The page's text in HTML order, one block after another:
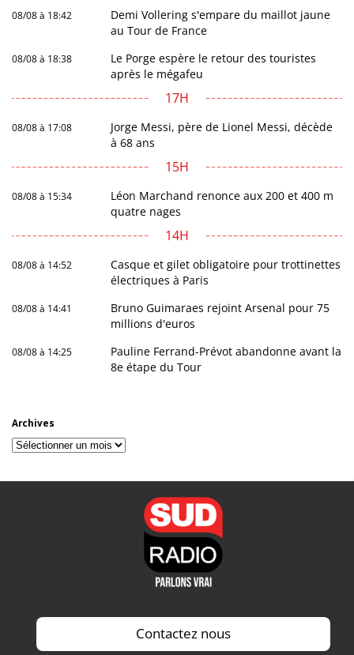
08/08 à 18:42
Demi Vollering s'empare du maillot jaune
au Tour de France
08/08 à 18:38
Le Porge espère le retour des touristes
après le mégafeu
17H
08/08 à 17:08
Jorge Messi, père de Lionel Messi, décède
à 68 ans
15H
08/08 à 15:34
Léon Marchand renonce aux 200 et 400 m
quatre nages
14H
08/08 à 14:52
Casque et gilet obligatoire pour trottinettes
électriques à Paris
08/08 à 14:41
Bruno Guimaraes rejoint Arsenal pour 75
millions d'euros
08/08 à 14:25
Pauline Ferrand-Prévot abandonne avant la
8e étape du Tour
Archives
Archives
Contactez nous